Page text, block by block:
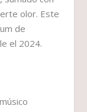
olor. Este
de
el 2024.